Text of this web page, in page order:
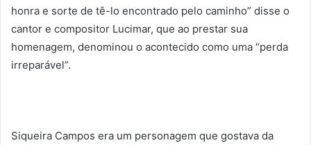
honra e sorte de tê-lo encontrado pelo caminho” disse o
cantor e compositor Lucimar, que ao prestar sua
homenagem, denominou o acontecido como uma “perda
irreparável”.
Siqueira Campos era um personagem que gostava da